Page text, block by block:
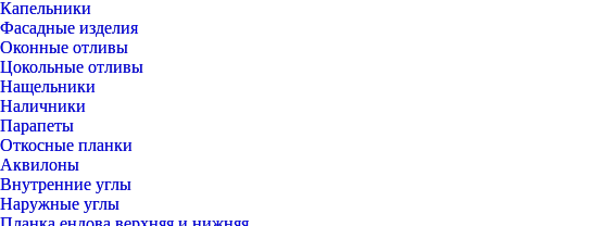
Капельники
Фасадные изделия
Оконные отливы
Цокольные отливы
Нащельники
Наличники
Парапеты
Откосные планки
Аквилоны
Внутренние углы
Наружные углы